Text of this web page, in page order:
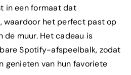
in een formaat dat
waardoor het perfect past op
de muur. Het cadeau is
Spotify-afspeelbalk, zodat
genieten van hun favoriete